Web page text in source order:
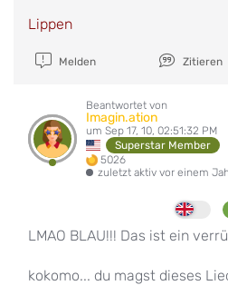
Lippen
Melden Zitieren
Beantwortet von
Imagin.ation
um Sep 17, 10, 02:51:32 PM
Superstar Member
5026
zuletzt aktiv vor einem
LMAO BLAU!!! Das ist ein
kokomo... du magst dieses